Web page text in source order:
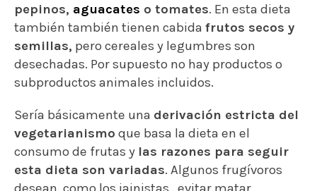
pepinos, aguacates o tomates. En esta dieta
también también tienen cabida frutos secos y
semillas, pero cereales y legumbres son
desechadas. Por supuesto no hay productos o
subproductos animales incluidos.
Sería básicamente una derivación estricta del
vegetarianismo que basa la dieta en el
consumo de frutas y las razones para seguir
esta dieta son variadas. Algunos frugívoros